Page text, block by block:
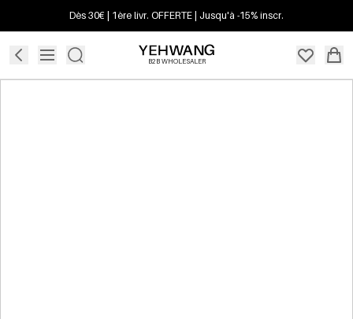
Dès 30€ | 1ère livr. OFFERTE | Jusqu'à -15% inscr.
B2B WHOLESALER